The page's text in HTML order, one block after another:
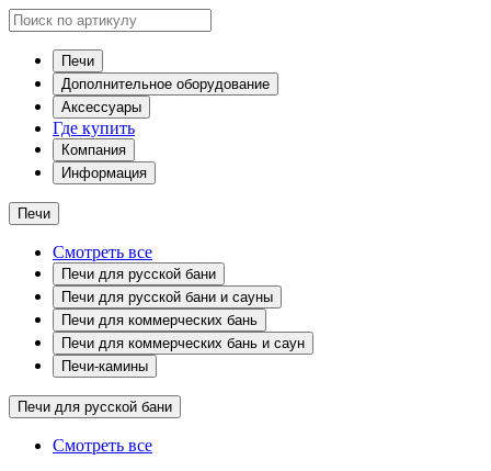
Печи
Дополнительное оборудование
Аксессуары
Где купить
Компания
Информация
Печи
Смотреть все
Печи для русской бани
Печи для русской бани и сауны
Печи для коммерческих бань
Печи для коммерческих бань и саун
Печи-камины
Печи для русской бани
Смотреть все